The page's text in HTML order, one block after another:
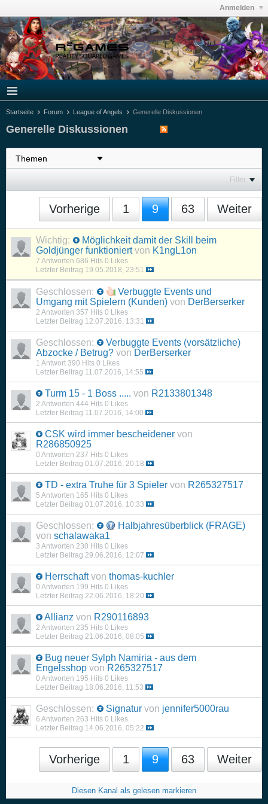
Anmelden
Startseite Forum League of Angels Generelle Diskussionen
Generelle Diskussionen
Filter
Vorherige 1 9 63 Weiter
Wichtig:
Möglichkeit damit der Skill beim
Goldjünger funktioniert von K1ngL1on
7 Antworten 686 Hits 0 Likes
Letzter Beitrag 19.05.2018, 23:51
Geschlossen:
Verbuggte Events und
Umgang mit Spielern (Kunden) von DerBerserker
2 Antworten 357 Hits 0 Likes
Letzter Beitrag 12.07.2016, 13:31
Geschlossen:
Verbuggte Events (vorsätzliche)
Abzocke / Betrug? von DerBerserker
1 Antwort 390 Hits 0 Likes
Letzter Beitrag 11.07.2016, 14:55
Turm 15 - 1 Boss ..... von R2133801348
2 Antworten 444 Hits 0 Likes
Letzter Beitrag 11.07.2016, 14:00
CSK wird immer bescheidener von
R286850925
0 Antworten 237 Hits 0 Likes
Letzter Beitrag 01.07.2016, 20:18
TD - extra Truhe für 3 Spieler von R265327517
5 Antworten 165 Hits 0 Likes
Letzter Beitrag 01.07.2016, 10:33
Geschlossen:
Halbjahresüberblick (FRAGE)
von schalawaka1
3 Antworten 230 Hits 0 Likes
Letzter Beitrag 29.06.2016, 12:07
Herrschaft von thomas-kuchler
0 Antworten 199 Hits 0 Likes
Letzter Beitrag 22.06.2016, 18:20
Allianz von R290116893
2 Antworten 235 Hits 0 Likes
Letzter Beitrag 21.06.2016, 08:05
Bug neuer Sylph Namiria - aus dem
Engelsshop von R265327517
0 Antworten 195 Hits 0 Likes
Letzter Beitrag 18.06.2016, 11:53
Geschlossen: Signatur von jennifer5000rau
6 Antworten 263 Hits 0 Likes
Letzter Beitrag 14.06.2016, 05:22
Vorherige 1 9 63 Weiter
Diesen Kanal als gelesen markieren